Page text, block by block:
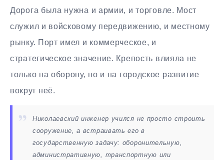
Дорога была нужна и армии, и торговле. Мост
служил и войсковому передвижению, и местному
рынку. Порт имел и коммерческое, и
стратегическое значение. Крепость влияла не
только на оборону, но и на городское развитие
вокруг неё.
Николаевский инженер учился не просто строить
сооружение, а встраивать его в
государственную задачу: оборонительную,
административную, транспортную или